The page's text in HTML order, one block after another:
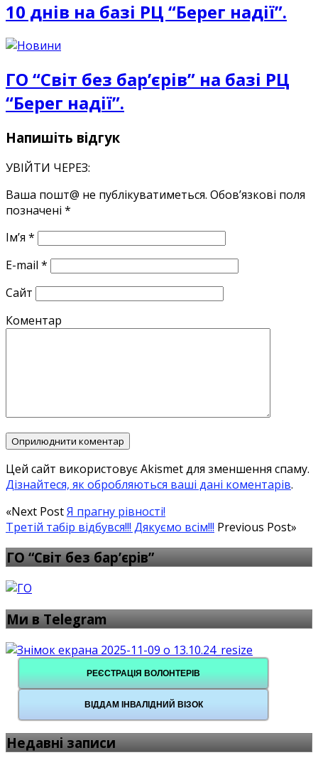
10 днів на базі РЦ “Берег надії”.
ГО “Світ без бар’єрів” на базі РЦ
“Берег надії”.
Напишіть відгук
УВІЙТИ ЧЕРЕЗ:
Ваша пошт@ не публікуватиметься. Обов’язкові поля
позначені *
Ім’я *
E-mail *
Сайт
Коментар
Цей сайт використовує Akismet для зменшення спаму.
Дізнайтеся, як обробляються ваші дані коментарів.
«Next PostЯ прагну рівності!
Третій табір відбувся!!! Дякуємо всім!!! Previous Post»
ГО “Світ без бар’єрів”
Ми в Telegram
РЕЄСТРАЦІЯ ВОЛОНТЕРІВ
ВІДДАМ ІНВАЛІДНИЙ ВІЗОК
Недавні записи